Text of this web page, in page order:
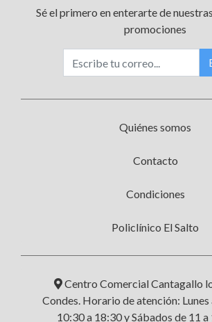
Sé el primero en enterarte de
promociones
Quiénes somos
Contacto
Condiciones
Policlínico El Salto
Centro Comercial Cantagallo
Condes. Horario de atención: Lunes
10:30 a 18:30 y Sábados de 11 a